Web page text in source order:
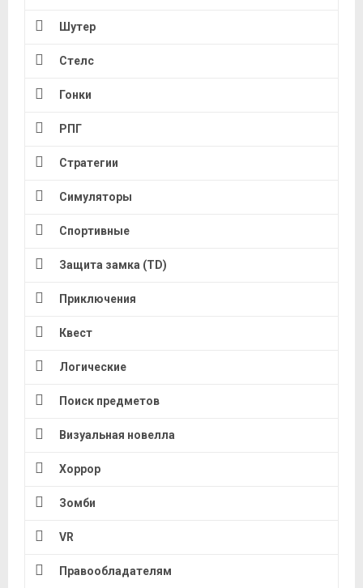
Шутер
Стелс
Гонки
РПГ
Стратегии
Симуляторы
Спортивные
Защита замка (TD)
Приключения
Квест
Логические
Поиск предметов
Визуальная новелла
Хоррор
Зомби
VR
Правообладателям